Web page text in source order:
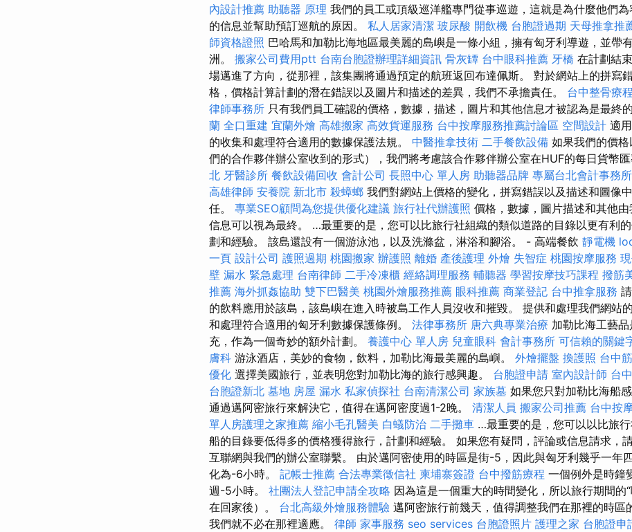
內設計推薦 助聽器 原理 我們的員工或頂級巡洋艦專門從事巡遊，這就是為什麼他們
的信息並幫助預訂巡航的原因。 私人居家清潔 玻尿酸 開飲機 台胞證過期 天母推拿推
師資格證照 巴哈馬和加勒比海地區最美麗的島嶼是一條小組，擁有匈牙利導遊，並帶
洲。 搬家公司費用ptt 台南台胞證辦理詳細資訊 骨灰罈 台中眼科推薦 牙橋 在計劃結
場邁進了方向，從那裡，該集團將通過預定的航班返回布達佩斯。 對於網站上的拼寫
格，價格計算計劃的潛在錯誤以及圖片和描述的差異，我們不承擔責任。 台中整骨療
律師事務所 只有我們員工確認的價格，數據，描述，圖片和其他信息才被認為是最終
蘭 全口重建 宜蘭外燴 高雄搬家 高效貨運服務 台中按摩服務推薦討論區 空間設計 適
的收集和處理符合適用的數據保護法規。 中醫推拿技術 二手餐飲設備 如果我們的價
們的合作夥伴辦公室收到的形式），我們將考慮該合作夥伴辦公室在HUF的每日貨幣匯
北 牙醫診所 餐飲設備回收 會計公司 長照中心 單人房 助聽器品牌 專屬台北會計事務
高雄律師 安養院 新北市 殺蟑螂 我們對網站上價格的變化，拼寫錯誤以及描述和圖像
任。 專業SEO顧問為您提供優化建議 旅行社代辦護照 價格，數據，圖片描述和其他
信息可以視為最終。 …最重要的是，您可以比旅行社組織的類似道路的目錄以更有利
劃和經驗。 該島還設有一個游泳池，以及洗滌盆，淋浴和腳浴。 - 高端餐飲 靜電機
一頁 設計公司 護照過期 桃園搬家 辦護照 離婚 產後護理 外燴 失智症 桃園按摩服務
壁 漏水 緊急處理 台南律師 二手冷凍櫃 經絡調理服務 輔聽器 學習按摩技巧課程 撥筋
推薦 海外抓姦協助 雙下巴醫美 桃園外燴服務推薦 眼科推薦 商業登記 台中推拿服務
的飲料應用於該島，該島嶼在進入時被島工作人員沒收和摧毀。 提供和處理我們網站
和處理符合適用的匈牙利數據保護條例。 法律事務所 唐六典專業治療 加勒比海工藝
充，作為一個奇妙的額外計劃。 養護中心 單人房 兒童眼科 會計事務所 可信賴的關鍵
膚科 游泳酒店，美妙的食物，飲料，加勒比海最美麗的島嶼。 外燴擺盤 換護照 台中
優化 選擇美國旅行，並表明您對加勒比海的旅行感興趣。 台胞證申請 室內設計師 台
台胞證新北 墓地 房屋 漏水 私家偵探社 台南清潔公司 家族墓 如果您只對加勒比海船
通過邁阿密旅行來解決它，值得在邁阿密度過1-2晚。 清潔人員 搬家公司推薦 台中按
單人房護理之家推薦 縮小毛孔醫美 白蟻防治 二手攤車 …最重要的是，您可以以比旅
船的目錄要低得多的價格獲得旅行，計劃和經驗。 如果您有疑問，評論或信息請求，
互聯網與我們的辦公室聯繫。 由於邁阿密使用的時區是街-5，因此與匈牙利幾乎一年
化為-6小時。 記帳士推薦 合法專業徵信社 柬埔寨簽證 台中撥筋療程 一個例外是時鐘
週-5小時。 社團法人登記申請全攻略 因為這是一個重大的時間變化，所以旅行期間的
在回家後）。 台北高級外燴服務體驗 邁阿密旅行前幾天，值得調整我們在那裡的時區
我們就不必在那裡適應。 律師 家事服務 seo services 台胞證照片 護理之家 台胞證申